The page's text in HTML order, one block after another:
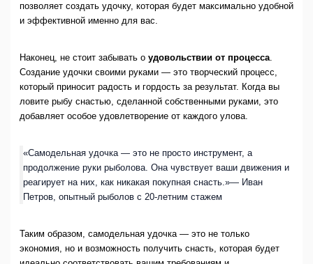
позволяет создать удочку, которая будет максимально удобной
и эффективной именно для вас.
Наконец, не стоит забывать о удовольствии от процесса.
Создание удочки своими руками — это творческий процесс,
который приносит радость и гордость за результат. Когда вы
ловите рыбу снастью, сделанной собственными руками, это
добавляет особое удовлетворение от каждого улова.
«Самодельная удочка — это не просто инструмент, а
продолжение руки рыболова. Она чувствует ваши движения и
реагирует на них, как никакая покупная снасть.»— Иван
Петров, опытный рыболов с 20-летним стажем
Таким образом, самодельная удочка — это не только
экономия, но и возможность получить снасть, которая будет